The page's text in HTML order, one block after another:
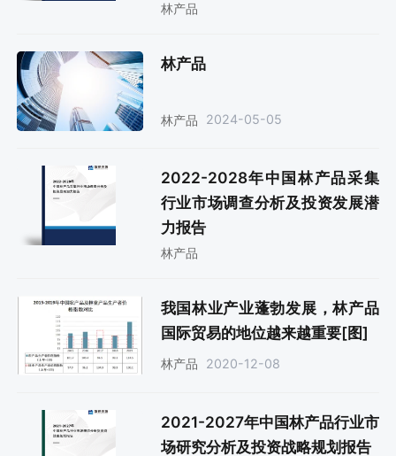
林产品
林产品
林产品 2024-05-05
2022-2028年中国林产品采集
行业市场调查分析及投资发展潜
力报告
林产品
我国林业产业蓬勃发展，林产品
国际贸易的地位越来越重要[图]
林产品 2020-12-08
2021-2027年中国林产品行业市
场研究分析及投资战略规划报告